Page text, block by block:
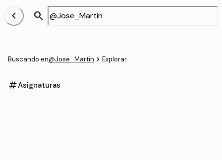
chevron_left search
Buscando en@Jose_Martin navigate_next Explorar
tagAsignaturas